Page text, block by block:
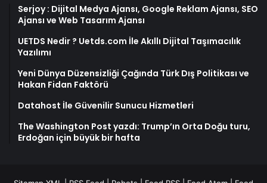
Serjoy : Dijital Medya Ajansı, Google Reklam Ajansı, SEO
Ajansı ve Web Tasarım Ajansı
UETDS Nedir ? Uetds.com İle Akıllı Dijital Taşımacılık
Yazılımı
Yeni Dünya Düzensizliği Çağında Türk Dış Politikası ve
Hakan Fidan Faktörü
Datahost İle Güvenilir Sunucu Hizmetleri
The Washington Post yazdı: Trump’ın Orta Doğu turu,
Erdoğan için büyük bir hafta